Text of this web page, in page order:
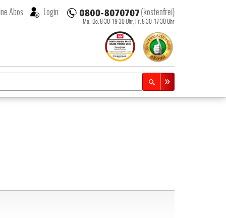
(kostenfrei)
Mo.-Do. 8:30-19:30 Uhr, Fr. 8:30-17:30 Uhr
Abos Login